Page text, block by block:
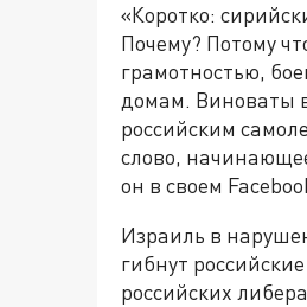
«Коротко:
Почему? Потому
грамотностью,
домам. Виноваты
российским
слово,
он в своем
Израиль в
гибнут
российских